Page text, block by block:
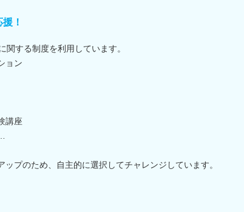
！
する制度を利用しています。
ョン
講座
…
プのため、自主的に選択してチャレンジしています。